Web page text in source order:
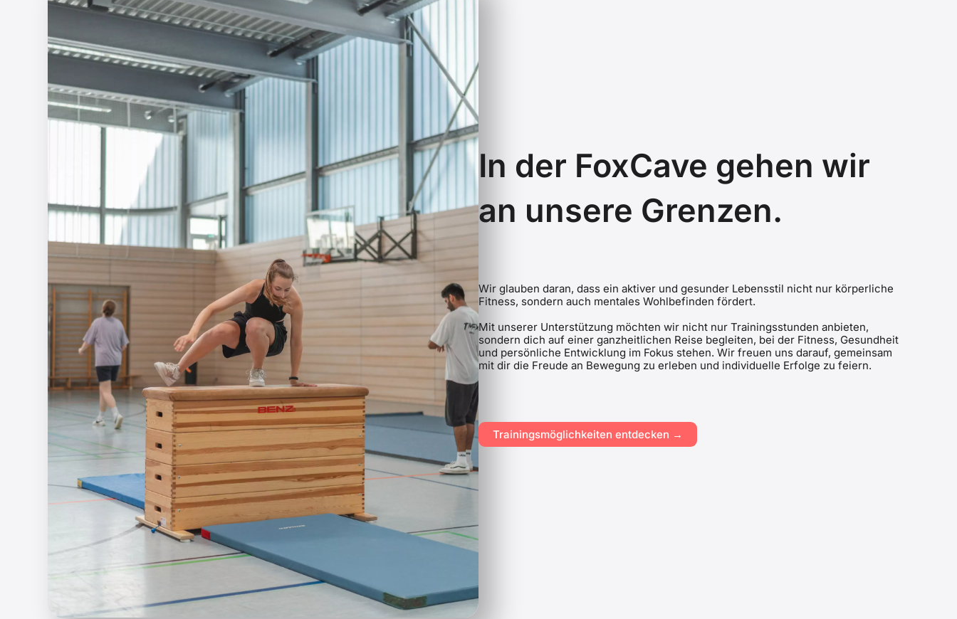
In der FoxCave gehen wir
an unsere Grenzen.
Wir glauben daran, dass ein aktiver und gesunder Lebensstil nicht nur körperliche
Fitness, sondern auch mentales Wohlbefinden fördert.
Mit unserer Unterstützung möchten wir nicht nur Trainingsstunden anbieten,
sondern dich auf einer ganzheitlichen Reise begleiten, bei der Fitness, Gesundheit
und persönliche Entwicklung im Fokus stehen. Wir freuen uns darauf, gemeinsam
mit dir die Freude an Bewegung zu erleben und individuelle Erfolge zu feiern.
Trainingsmöglichkeiten entdecken →